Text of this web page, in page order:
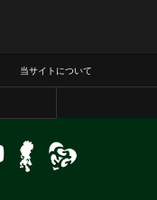
当サイトについて